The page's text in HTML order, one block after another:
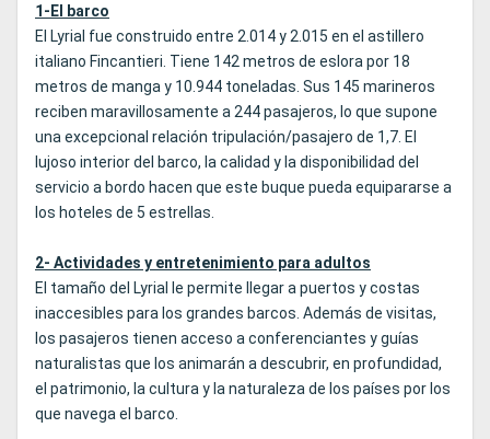
1-El barco
El Lyrial fue construido entre 2.014 y 2.015 en el astillero
italiano Fincantieri. Tiene 142 metros de eslora por 18
metros de manga y 10.944 toneladas. Sus 145 marineros
reciben maravillosamente a 244 pasajeros, lo que supone
una excepcional relación tripulación/pasajero de 1,7. El
lujoso interior del barco, la calidad y la disponibilidad del
servicio a bordo hacen que este buque pueda equipararse a
los hoteles de 5 estrellas.
2- Actividades y entretenimiento para adultos
El tamaño del Lyrial le permite llegar a puertos y costas
inaccesibles para los grandes barcos. Además de visitas,
los pasajeros tienen acceso a conferenciantes y guías
naturalistas que los animarán a descubrir, en profundidad,
el patrimonio, la cultura y la naturaleza de los países por los
que navega el barco.